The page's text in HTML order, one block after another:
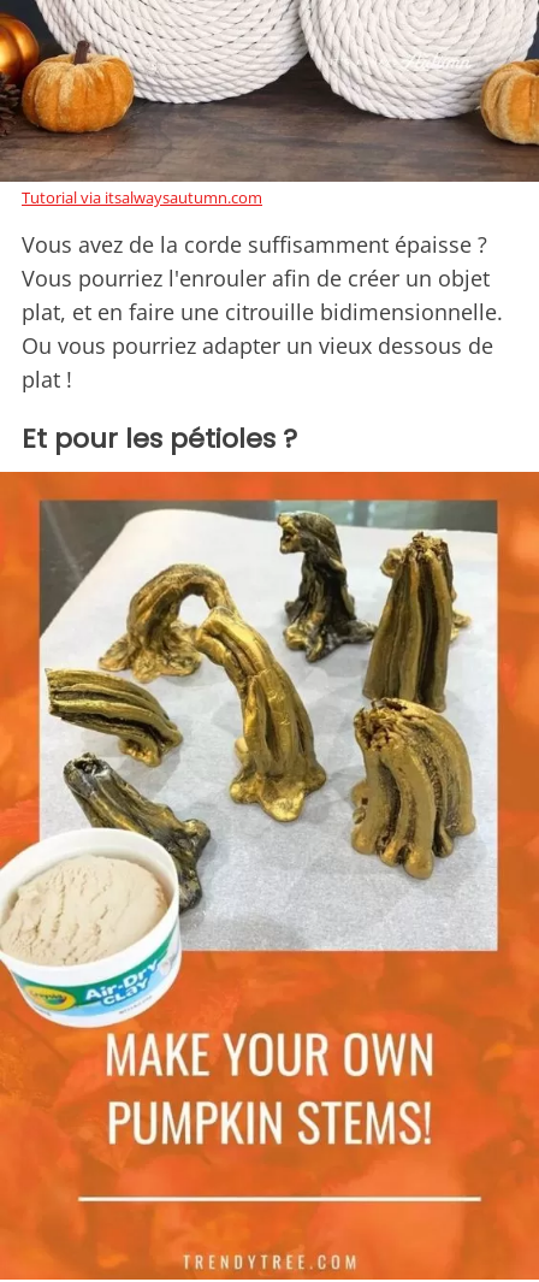
Tutorial via itsalwaysautumn.com
Vous avez de la corde suffisamment épaisse ?
Vous pourriez l'enrouler afin de créer un objet
plat, et en faire une citrouille bidimensionnelle.
Ou vous pourriez adapter un vieux dessous de
plat !
Et pour les pétioles ?